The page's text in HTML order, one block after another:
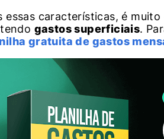
essas características, é
gastos superficiais.
gratuita de gastos